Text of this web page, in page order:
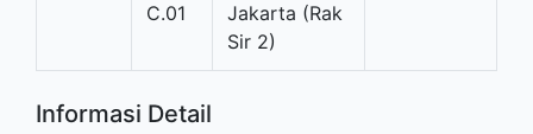
C.01
Jakarta (Rak
Sir 2)
Informasi Detail